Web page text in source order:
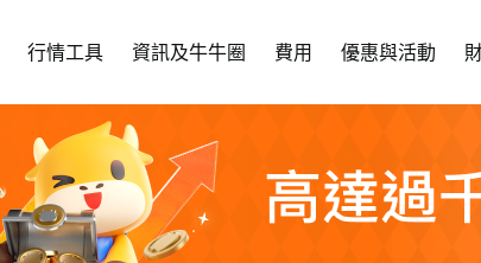
行情工具 資訊及牛牛圈 費用 優惠與活動